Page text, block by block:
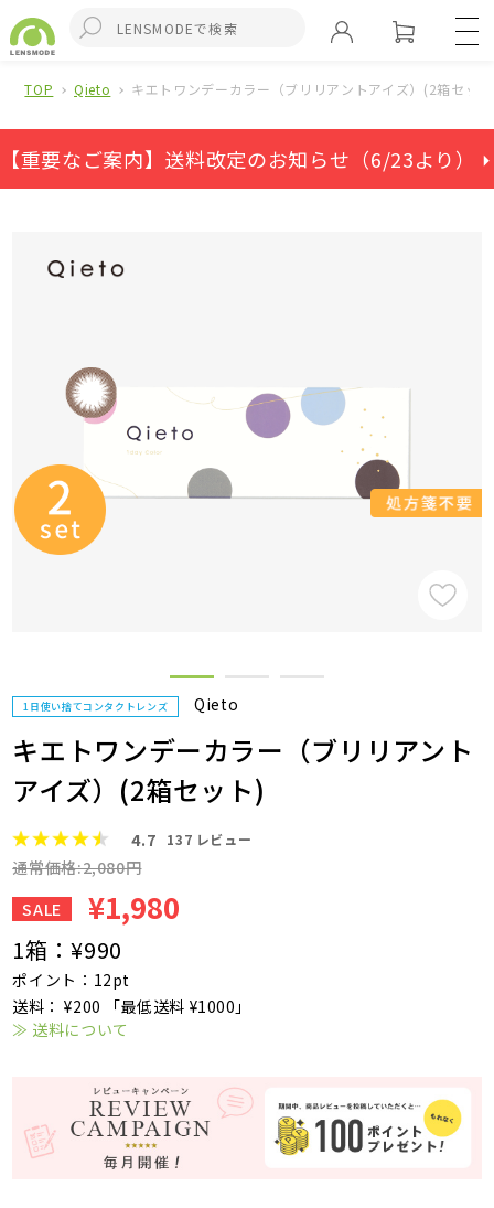
TOP Qieto キエトワンデーカラー（ブリリアントアイズ）(2箱セッ
【重要なご案内】送料改定のお知らせ（6/23より） ⏵
1日使い捨てコンタクトレンズ Qieto
キエトワンデーカラー（ブリリアント
アイズ）(2箱セット)
4.7 137 レビュー
通常価格:2,080円
SALE
¥1,980
1箱：¥990
ポイント：12pt
送料： ¥200 「最低送料 ¥1000」
≫ 送料について